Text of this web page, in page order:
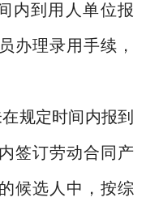
内到用人单位报
办理录用手续，
规定时间内报到
签订劳动合同产
候选人中，按综